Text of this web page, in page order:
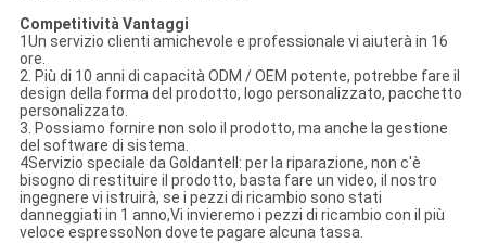
Competitività Vantaggi
1Un servizio clienti amichevole e professionale vi aiuterà in 16
ore.
2. Più di 10 anni di capacità ODM / OEM potente, potrebbe fare il
design della forma del prodotto, logo personalizzato, pacchetto
personalizzato.
3. Possiamo fornire non solo il prodotto, ma anche la gestione
del software di sistema.
4Servizio speciale da Goldantell: per la riparazione, non c'è
bisogno di restituire il prodotto, basta fare un video, il nostro
ingegnere vi istruirà, se i pezzi di ricambio sono stati
danneggiati in 1 anno,Vi invieremo i pezzi di ricambio con il più
veloce espressoNon dovete pagare alcuna tassa.